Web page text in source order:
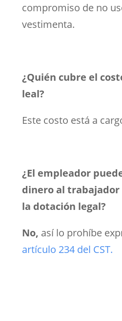
compromiso de no
vestimenta.
¿Quién cubre el
leal?
Este costo está a
¿El empleador
dinero al trabajador
la dotación legal?
No, así lo prohíbe
artículo 234 del CST.